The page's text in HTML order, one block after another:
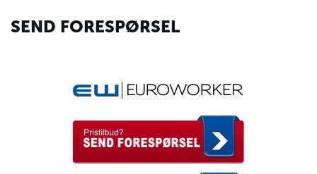
SEND FORESPØRSEL